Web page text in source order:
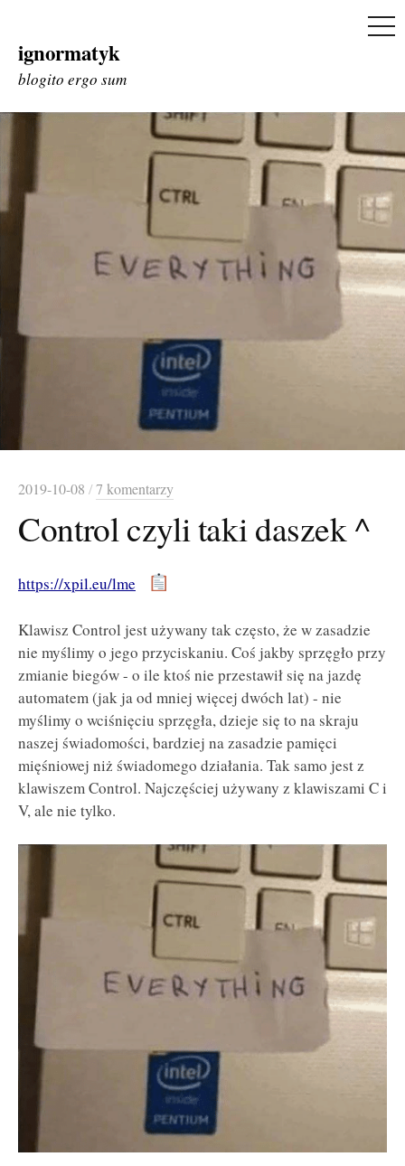
Skip
to
ignormatyk
blogito ergo sum
2019-10-08 /7 komentarzy
Control czyli taki daszek ^
https://xpil.eu/lme
Klawisz Control jest używany tak często, że w zasadzie
nie myślimy o jego przyciskaniu. Coś jakby sprzęgło przy
zmianie biegów - o ile ktoś nie przestawił się na jazdę
automatem (jak ja od mniej więcej dwóch lat) - nie
myślimy o wciśnięciu sprzęgła, dzieje się to na skraju
naszej świadomości, bardziej na zasadzie pamięci
mięśniowej niż świadomego działania. Tak samo jest z
klawiszem Control. Najczęściej używany z klawiszami C i
V, ale nie tylko.